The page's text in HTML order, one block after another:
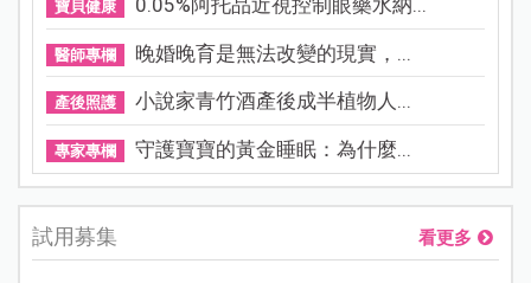
寶貝健康 0.05%阿托品近視控制眼藥水納...
醫師專欄 晚婚晚育是無法改變的現實，...
產後照護 小說家青竹酒產後成半植物人...
專家專欄 守護寶寶的黃金睡眠：為什麼...
試用募集 看更多